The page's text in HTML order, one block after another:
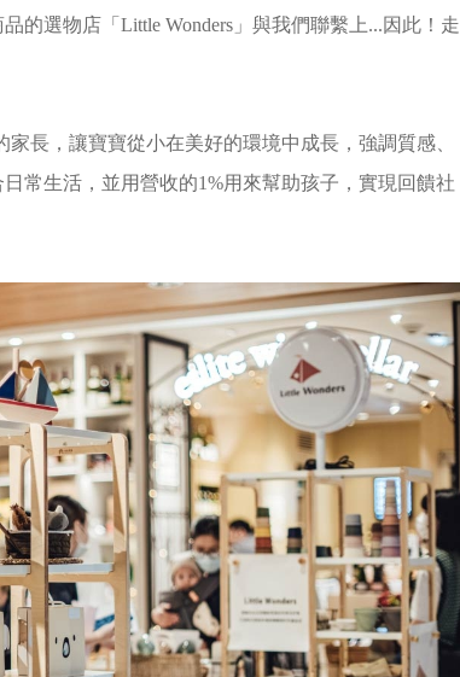
的選物店「Little Wonders」與我們聯繫上...因此！走
長，讓寶寶從小在美好的環境中成長，強調質感、
常生活，並用營收的1%用來幫助孩子，實現回饋社